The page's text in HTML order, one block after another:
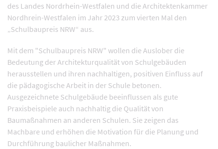
des Landes Nordrhein-Westfalen und die Architektenkammer
Nordhrein-Westfalen im Jahr 2023 zum vierten Mal den
„Schulbaupreis NRW“ aus.
Mit dem "Schulbaupreis NRW" wollen die Auslober die
Bedeutung der Architekturqualität von Schulgebäuden
herausstellen und ihren nachhaltigen, positiven Einfluss auf
die pädagogische Arbeit in der Schule betonen.
Ausgezeichnete Schulgebäude beeinflussen als gute
Praxisbeispiele auch nachhaltig die Qualität von
Baumaßnahmen an anderen Schulen. Sie zeigen das
Machbare und erhöhen die Motivation für die Planung und
Durchführung baulicher Maßnahmen.